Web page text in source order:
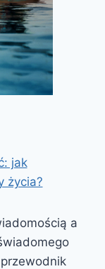
jak
życia?
a